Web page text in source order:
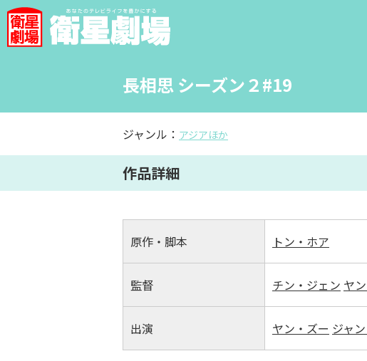
長相思 シーズン２#19
ジャンル： アジアほか
作品詳細
原作・脚本 トン・ホア
監督 チン・ジェン ヤ
出演 ヤン・ズー ジャ